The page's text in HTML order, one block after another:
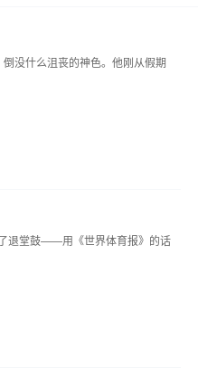
没什么沮丧的神色。他刚从假期
退堂鼓——用《世界体育报》的话